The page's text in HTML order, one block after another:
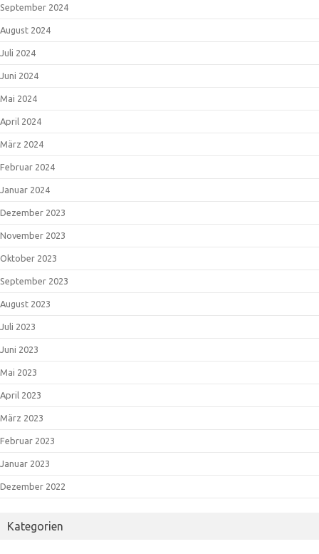
September 2024
August 2024
Juli 2024
Juni 2024
Mai 2024
April 2024
März 2024
Februar 2024
Januar 2024
Dezember 2023
November 2023
Oktober 2023
September 2023
August 2023
Juli 2023
Juni 2023
Mai 2023
April 2023
März 2023
Februar 2023
Januar 2023
Dezember 2022
Kategorien